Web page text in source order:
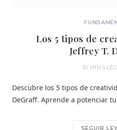
Los 5 tipos de
Jeffrey T.
10 MINS
Descubre los 5 tipos de
DeGraff. Aprende a potenciar
SEGUIR